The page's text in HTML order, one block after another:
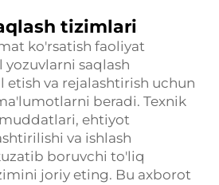
tizimlari
ko'rsatish faoliyat
yozuvlarni saqlash
va rejalashtirish uchun
beradi. Texnik
ehtiyot
va ishlash
boruvchi to'liq
joriy eting. Bu axborot